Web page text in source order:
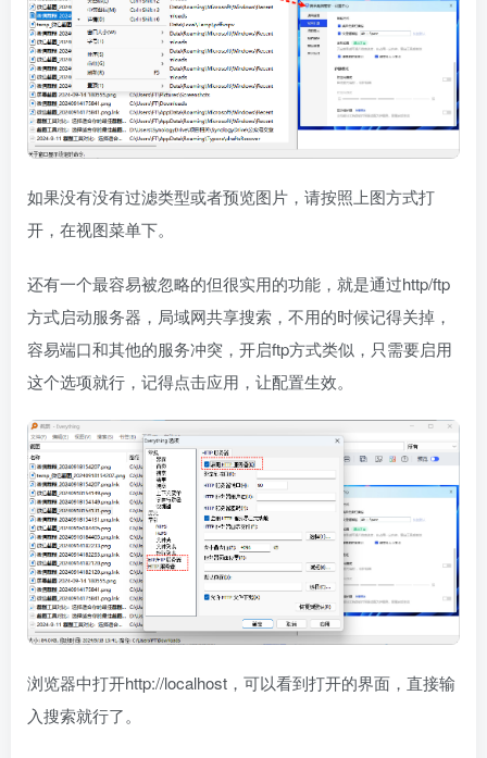
如果没有没有过滤类型或者预览图片，请按照上图方式打
开，在视图菜单下。
还有一个最容易被忽略的但很实用的功能，就是通过http/ftp
方式启动服务器，局域网共享搜索，不用的时候记得关掉，
容易端口和其他的服务冲突，开启ftp方式类似，只需要启用
这个选项就行，记得点击应用，让配置生效。
浏览器中打开http://localhost，可以看到打开的界面，直接输
入搜索就行了。